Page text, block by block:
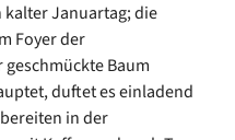
kalter Januartag; die
Foyer der
Baum
duftet es einladend
in der